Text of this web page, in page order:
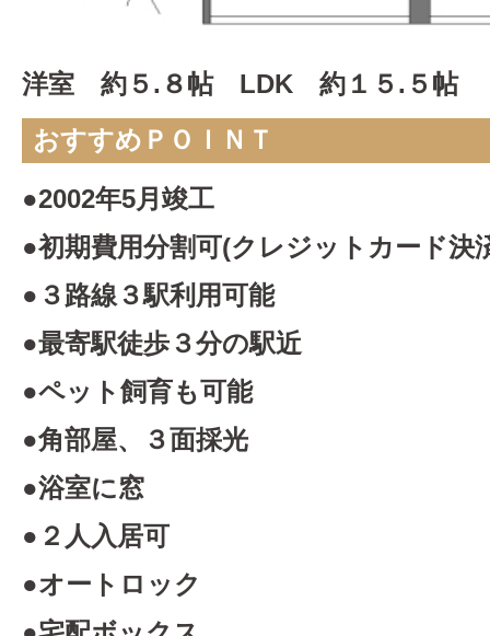
洋室 約５.８帖 LDK 約１５.５帖
おすすめＰＯＩＮＴ
●2002年5月竣工
●初期費用分割可(クレジットカード決
●３路線３駅利用可能
●最寄駅徒歩３分の駅近
●ペット飼育も可能
●角部屋、３面採光
●浴室に窓
●２人入居可
●オートロック